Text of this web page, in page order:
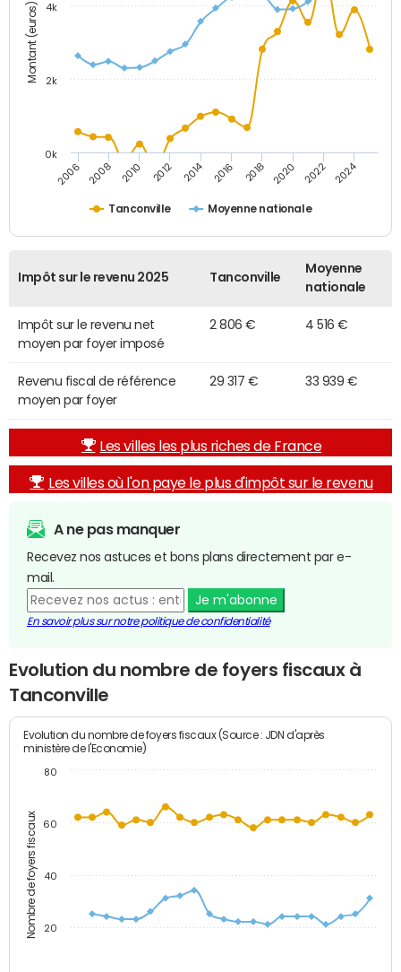
Montant (euros)
Tanconville Moyenne nationale
2006 2008 2010 2012 2014 2016 2018 2020 2022 2024
0k
2k
4k
Impôt sur le revenu 2025 Tanconville
Moyenne
nationale
Impôt sur le revenu net
moyen par foyer imposé
2 806 € 4 516 €
Revenu fiscal de référence
moyen par foyer
29 317 € 33 939 €
Les villes les plus riches de France
Les villes où l'on paye le plus d'impôt sur le revenu
A ne pas manquer
Recevez nos astuces et bons plans directement par e-
mail.
Je m'abonne
En savoir plus sur notre politique de confidentialité
Evolution du nombre de foyers fiscaux à
Tanconville
Nombre de foyers fiscaux
Evolution du nombre de foyers fiscaux (Source : JDN d'après
ministère de l'Economie)
20
40
60
80